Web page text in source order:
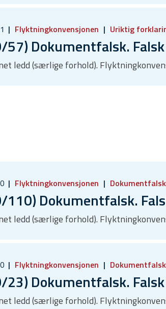
Flyktningkonvensjonen Uriktig
57) Dokumentfalsk.
ledd (særlige forhold).
Flyktningkonvensjonen Dokumentfalsk
110) Dokumentfalsk.
ledd (særlige forhold).
Flyktningkonvensjonen Dokumentfalsk
23) Dokumentfalsk.
ledd (særlige forhold).